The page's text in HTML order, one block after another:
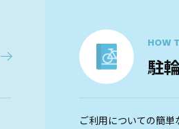
HOW
駐
ご利用についての簡単